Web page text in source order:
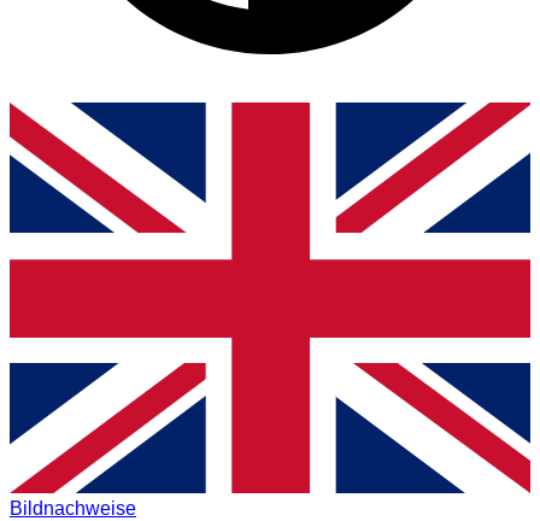
Bildnachweise